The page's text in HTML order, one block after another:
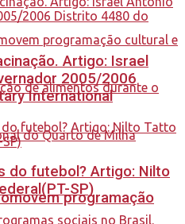
programação
Artigo: Israel
2005/2006
International
do futebol? Artigo: Nilto
SP)